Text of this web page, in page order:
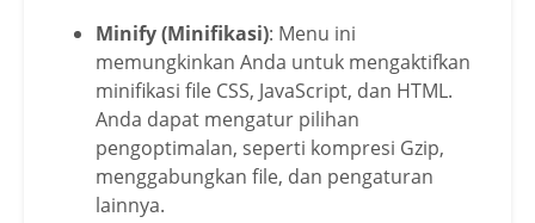
Minify (Minifikasi): Menu ini
memungkinkan Anda untuk mengaktifkan
minifikasi file CSS, JavaScript, dan HTML.
Anda dapat mengatur pilihan
pengoptimalan, seperti kompresi Gzip,
menggabungkan file, dan pengaturan
lainnya.